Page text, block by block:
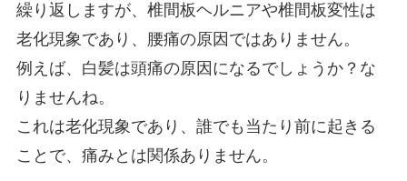
繰り返しますが、椎間板ヘルニアや椎間板変性は
老化現象であり、腰痛の原因ではありません。
例えば、白髪は頭痛の原因になるでしょうか？な
りませんね。
これは老化現象であり、誰でも当たり前に起きる
ことで、痛みとは関係ありません。